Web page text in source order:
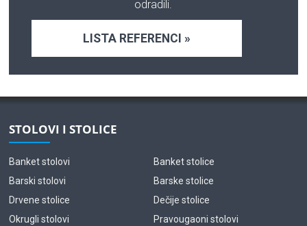
odradili.
LISTA REFERENCI »
STOLOVI I STOLICE
Banket stolovi
Banket stolice
Barski stolovi
Barske stolice
Drvene stolice
Dečije stolice
Okrugli stolovi
Pravougaoni stolovi